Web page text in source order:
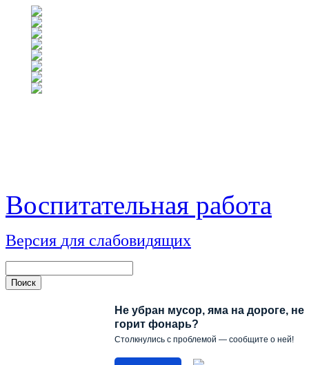
Воспитательная работа
Версия для слабовидящих
Не убран мусор, яма на дороге, не
горит фонарь?
Столкнулись с проблемой — сообщите о ней!